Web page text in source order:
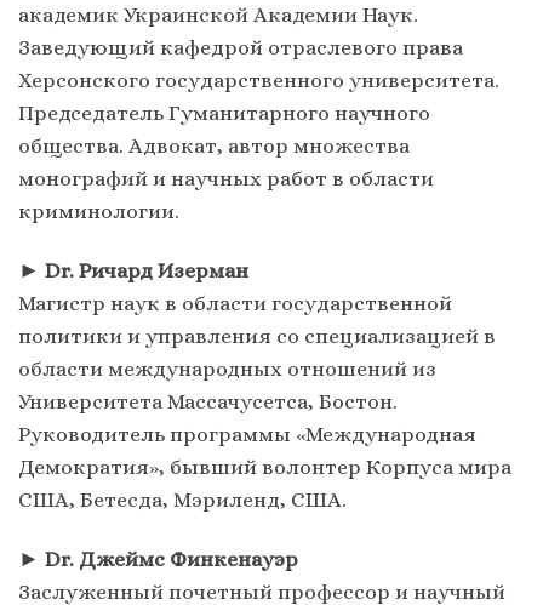
академик Украинской Академии Наук.
Заведующий кафедрой отраслевого права
Херсонского государственного университета.
Председатель Гуманитарного научного
общества. Адвокат, автор множества
монографий и научных работ в области
криминологии.
► Dr. Ричард Изерман
Магистр наук в области государственной
политики и управления со специализацией в
области международных отношений из
Университета Массачусетса, Бостон.
Руководитель программы «Международная
Демократия», бывший волонтер Корпуса мира
США, Бетесда, Мэриленд, США.
► Dr. Джеймс Финкенауэр
Заслуженный почетный профессор и научный